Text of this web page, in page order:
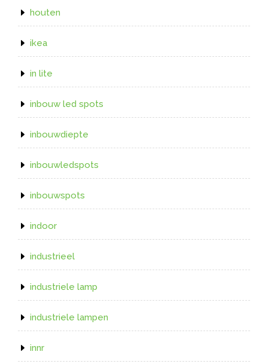
houten
ikea
in lite
inbouw led spots
inbouwdiepte
inbouwledspots
inbouwspots
indoor
industrieel
industriele lamp
industriele lampen
innr